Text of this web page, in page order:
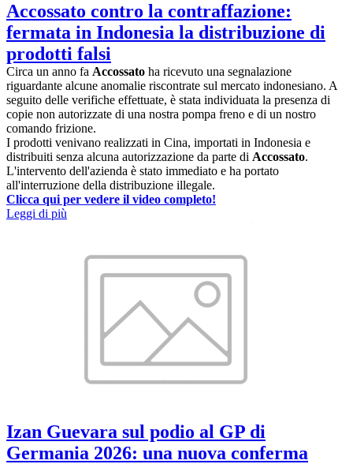
Accossato contro la contraffazione:
fermata in Indonesia la distribuzione di
prodotti falsi
Circa un anno fa Accossato ha ricevuto una segnalazione
riguardante alcune anomalie riscontrate sul mercato indonesiano. A
seguito delle verifiche effettuate, è stata individuata la presenza di
copie non autorizzate di una nostra pompa freno e di un nostro
comando frizione.
I prodotti venivano realizzati in Cina, importati in Indonesia e
distribuiti senza alcuna autorizzazione da parte di Accossato.
L'intervento dell'azienda è stato immediato e ha portato
all'interruzione della distribuzione illegale.
Clicca qui per vedere il video completo!
Leggi di più
Izan Guevara sul podio al GP di
Germania 2026: una nuova conferma